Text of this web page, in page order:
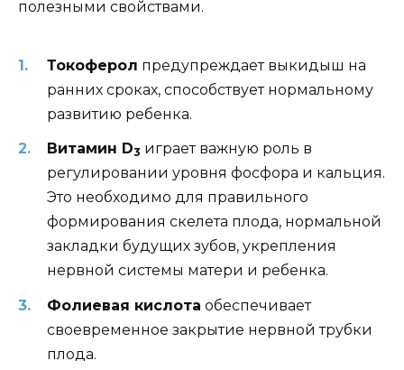
полезными свойствами.
Токоферол предупреждает выкидыш на
ранних сроках, способствует нормальному
развитию ребенка.
Витамин D3 играет важную роль в
регулировании уровня фосфора и кальция.
Это необходимо для правильного
формирования скелета плода, нормальной
закладки будущих зубов, укрепления
нервной системы матери и ребенка.
Фолиевая кислота обеспечивает
своевременное закрытие нервной трубки
плода.